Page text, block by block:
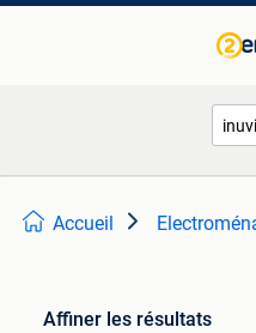
Accueil
Affiner les résultats